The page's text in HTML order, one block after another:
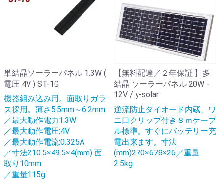
単結晶ソーラーパネル 1.3W (
電圧 4V ) ST-1G
機器組み込み用。面取りガラ
ス採用。薄さ5.5mm～6.2mm
／最大動作電力1.3W
／最大動作電圧:4V
／最大動作電流:0.325A
／寸法210.5×49.5×4(mm) 面
取り10mm
／重量115g
【無料配達／２年保証 】多
結晶 ソーラーパネル 20W -
12V / y-solar
逆流防止ダイオード内蔵、ワ
ニ口クリップ付き８ｍケーブ
ル標準。すぐにバッテリー充
電出来ます。寸法
(mm)270×678×26／重量
2.5kg